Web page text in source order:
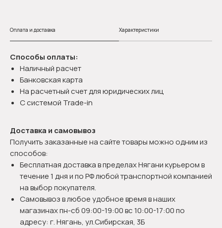
Оплата и доставка Характеристики
Способы оплаты:
Наличный расчет
Банковская карта
На расчетный счет для юридических лиц
С системой Trade-in
Доставка и самовывоз
Получить заказанные на сайте товары можно одним из
способов:
Бесплатная доставка в пределах Нягани курьером в
течение 1 дня и по РФ любой транспортной компанией
на выбор покупателя.
Самовывоз в любое удобное время в наших
магазинах пн-сб 09:00-19:00 вс 10:00-17:00 по
адресу: г. Нягань, ул.Сибирская, 3Б